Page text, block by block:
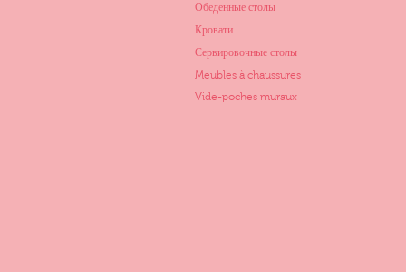
Обеденные столы
Кровати
Сервировочные столы
Meubles à chaussures
Vide-poches muraux